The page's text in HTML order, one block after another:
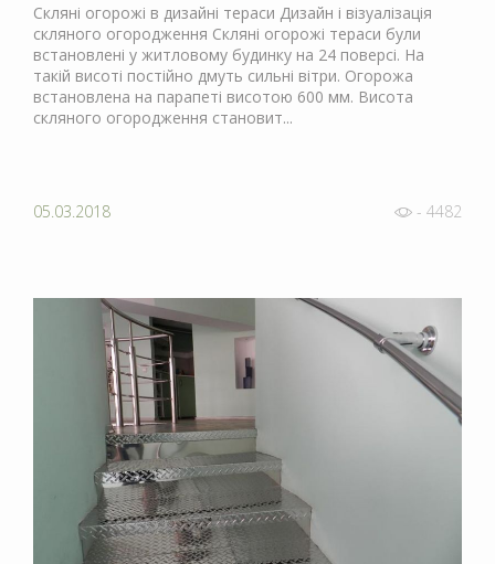
Скляні огорожі в дизайні тераси Дизайн і візуалізація
скляного огородження Скляні огорожі тераси були
встановлені у житловому будинку на 24 поверсі. На
такій висоті постійно дмуть сильні вітри. Огорожа
встановлена на парапеті висотою 600 мм. Висота
скляного огородження становит...
05.03.2018 - 4482